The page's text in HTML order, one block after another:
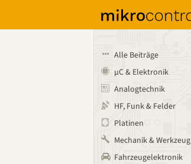
Alle Beiträge
µC & Elektronik
Analogtechnik
HF, Funk & Felder
Platinen
Mechanik & Werkzeug
Fahrzeugelektronik